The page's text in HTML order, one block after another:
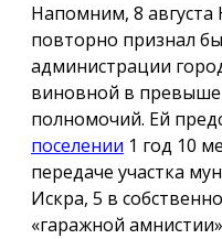
Напомним, 8 августа
повторно признал
администрации
виновной в
полномочий. Ей
поселении 1 год 10
передаче участка
Искра, 5 в
«гаражной